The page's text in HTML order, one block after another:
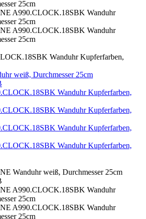
Wanduhr Kupferfarben,